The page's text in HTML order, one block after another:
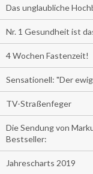
Das unglaubliche
Nr. 1 Gesundheit ist
4 Wochen Fastenzeit!
Sensationell: "Der
TV-Straßenfeger
Die Sendung von
Bestseller:
Jahrescharts 2019